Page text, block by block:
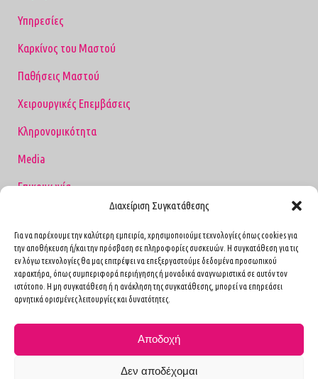
Διαχείριση Συγκατάθεσης
Για να παρέχουμε την καλύτερη εμπειρία, χρησιμοποιούμε τεχνολογίες όπως cookies για
την αποθήκευση ή/και την πρόσβαση σε πληροφορίες συσκευών. Η συγκατάθεση για τις
εν λόγω τεχνολογίες θα μας επιτρέψει να επεξεργαστούμε δεδομένα προσωπικού
χαρακτήρα, όπως συμπεριφορά περιήγησης ή μοναδικά αναγνωριστικά σε αυτόν τον
ιστότοπο. Η μη συγκατάθεση ή η ανάκληση της συγκατάθεσης, μπορεί να επηρεάσει
αρνητικά ορισμένες λειτουργίες και δυνατότητες.
Αποδοχή
Δεν αποδέχομαι
Υπηρεσίες
Καρκίνος του Μαστού
Παθήσεις Μαστού
Χειρουργικές Επεμβάσεις
Κληρονομικότητα
Media
Επικοινωνία
Επικοινωνία
(Πλησίον Ιπποκρατείου Νοσοκομείου)